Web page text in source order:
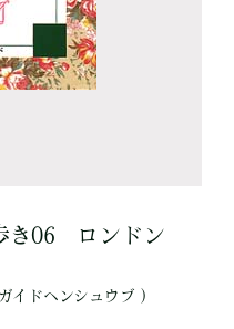
き06 ロンドン
イドヘンシュウブ ）